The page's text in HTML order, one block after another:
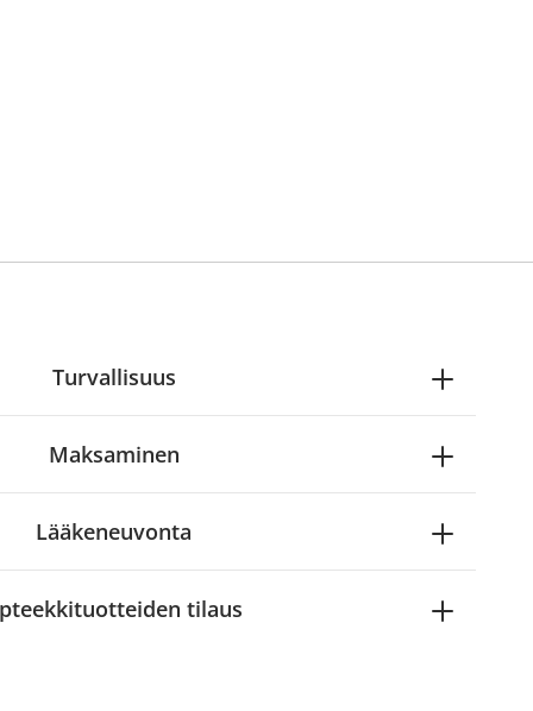
Turvallisuus
Maksaminen
Lääkeneuvonta
tilaus